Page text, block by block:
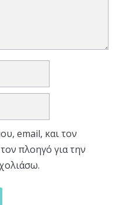
email, και τον
πλοηγό για την